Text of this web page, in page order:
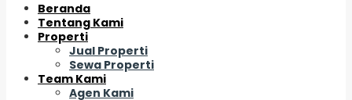
Beranda
Tentang Kami
Properti
Jual Properti
Sewa Properti
Team Kami
Agen Kami